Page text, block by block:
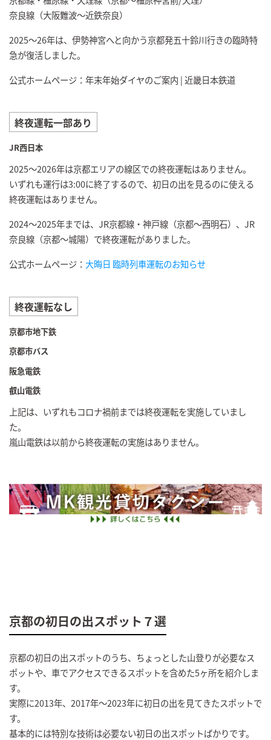
奈良線（大阪難波～近鉄奈良）
2025～26年は、伊勢神宮へと向かう京都発五十鈴川行きの臨時特
急が復活しました。
公式ホームページ：年末年始ダイヤのご案内 | 近畿日本鉄道
終夜運転一部あり
JR西日本
2025～2026年は京都エリアの線区での終夜運転はありません。
いずれも運行は3:00に終了するので、初日の出を見るのに使える
終夜運転はありません。
2024～2025年までは、JR京都線・神戸線（京都～西明石）、JR
奈良線（京都～城陽）で終夜運転がありました。
公式ホームページ： 大晦日 臨時列車運転のお知らせ
終夜運転なし
京都市地下鉄
京都市バス
阪急電鉄
叡山電鉄
上記は、いずれもコロナ禍前までは終夜運転を実施していまし
た。
嵐山電鉄は以前から終夜運転の実施はありません。
京都の初日の出スポット７選
京都の初日の出スポットのうち、ちょっとした山登りが必要なス
ポットや、車でアクセスできるスポットを含めた5ヶ所を紹介しま
す。
実際に2013年、2017年～2023年に初日の出を見てきたスポットで
す。
基本的には特別な技術は必要ない初日の出スポットばかりです。